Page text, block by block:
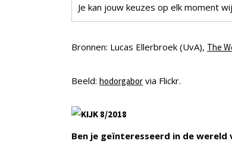
Je kan jouw keuzes op elk moment
Bronnen: Lucas Ellerbroek (UvA), The
Beeld: hodorgabor via Flickr.
Ben je geïnteresseerd in de